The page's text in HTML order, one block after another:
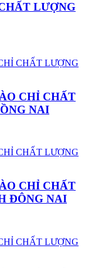
LƯỢNG
CHỈ CHẤT
NAI
CHỈ CHẤT
ĐÔNG NAI